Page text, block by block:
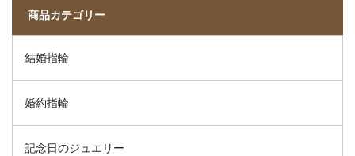
商品カテゴリー
結婚指輪
婚約指輪
記念日のジュエリー